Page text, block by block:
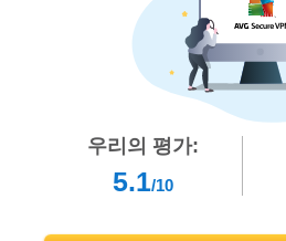
우리의 평가:
5.1/10